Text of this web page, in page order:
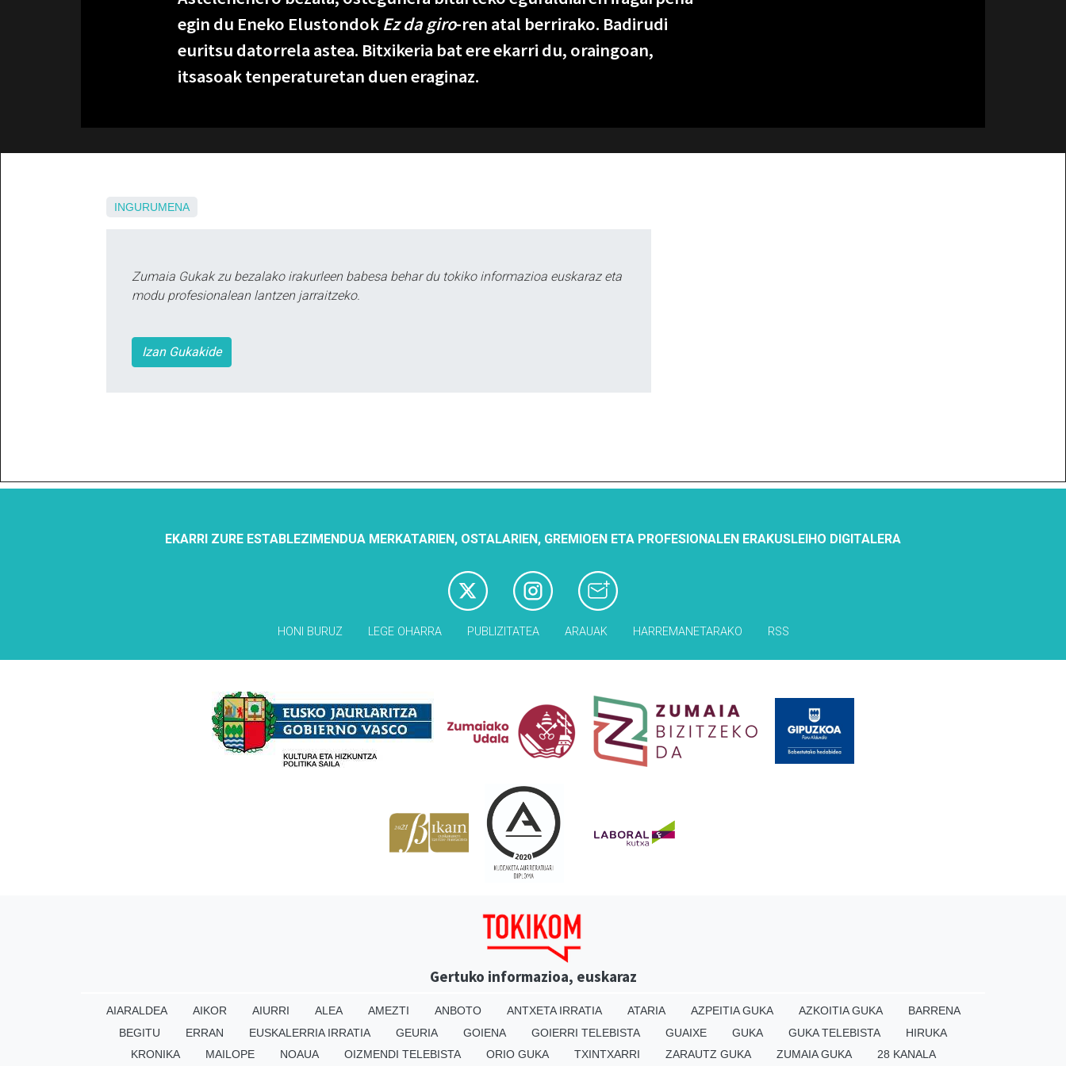
egin du Eneko Elustondok Ez da giro-ren atal berrirako. Badirudi
euritsu datorrela astea. Bitxikeria bat ere ekarri du, oraingoan,
itsasoak tenperaturetan duen eraginaz.
INGURUMENA
Zumaia Gukak zu bezalako irakurleen babesa behar du tokiko informazioa euskaraz eta
modu profesionalean lantzen jarraitzeko.
Izan Gukakide
EKARRI ZURE ESTABLEZIMENDUA MERKATARIEN, OSTALARIEN, GREMIOEN ETA PROFESIONALEN ERAKUSLEIHO DIGITALERA
HONI BURUZ LEGE OHARRA PUBLIZITATEA ARAUAK HARREMANETARAKO RSS
Gertuko informazioa, euskaraz
AIARALDEA AIKOR AIURRI ALEA AMEZTI ANBOTO ANTXETA IRRATIA ATARIA AZPEITIA GUKA AZKOITIA GUKA
BARRENA
BEGITU
ERRAN EUSKALERRIA IRRATIA GEURIA GOIENA GOIERRI TELEBISTA GUAIXE GUKA GUKA TELEBISTA
HIRUKA
KRONIKA
MAILOPE NOAUA OIZMENDI TELEBISTA ORIO GUKA TXINTXARRI ZARAUTZ GUKA ZUMAIA GUKA 28 KANALA